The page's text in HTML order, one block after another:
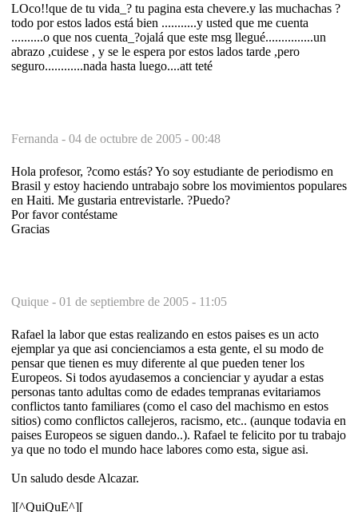
LOco!!que de tu vida_? tu pagina esta chevere.y las muchachas ?
todo por estos lados está bien ...........y usted que me cuenta
..........o que nos cuenta_?ojalá que este msg llegué...............un
abrazo ,cuidese , y se le espera por estos lados tarde ,pero
seguro............nada hasta luego....att teté
Fernanda - 04 de octubre de 2005 - 00:48
Hola profesor, ?como estás? Yo soy estudiante de periodismo en
Brasil y estoy haciendo untrabajo sobre los movimientos populares
en Haiti. Me gustaria entrevistarle. ?Puedo?
Por favor contéstame
Gracias
Quique - 01 de septiembre de 2005 - 11:05
Rafael la labor que estas realizando en estos paises es un acto
ejemplar ya que asi concienciamos a esta gente, el su modo de
pensar que tienen es muy diferente al que pueden tener los
Europeos. Si todos ayudasemos a concienciar y ayudar a estas
personas tanto adultas como de edades tempranas evitariamos
conflictos tanto familiares (como el caso del machismo en estos
sitios) como conflictos callejeros, racismo, etc.. (aunque todavia en
paises Europeos se siguen dando..). Rafael te felicito por tu trabajo
ya que no todo el mundo hace labores como esta, sigue asi.
Un saludo desde Alcazar.
][^QuiQuE^][